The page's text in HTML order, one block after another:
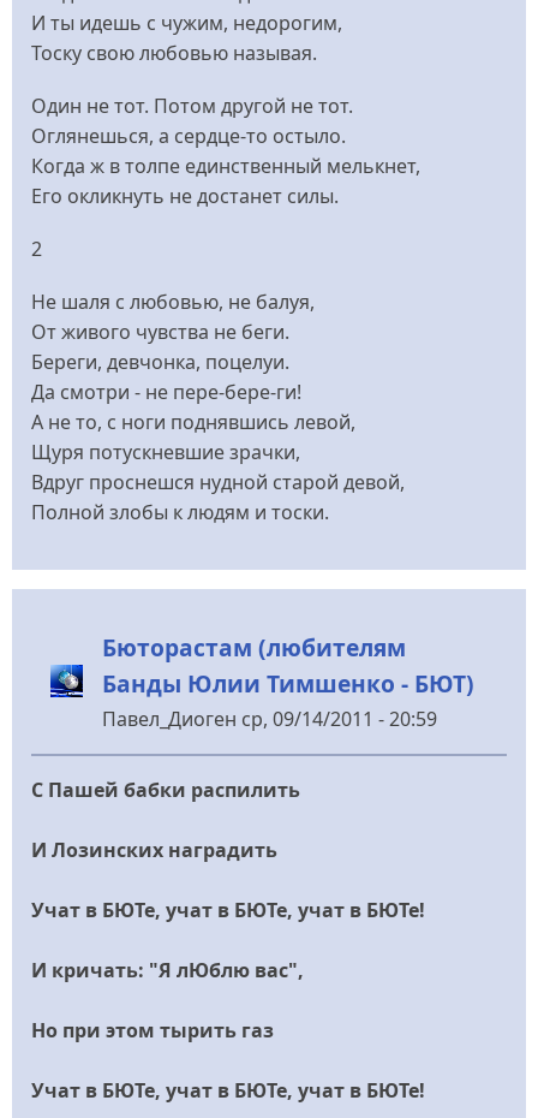
И ты идешь с чужим, недорогим,
Тоску свою любовью называя.
Один не тот. Потом другой не тот.
Оглянешься, а сердце-то остыло.
Когда ж в толпе единственный мелькнет,
Его окликнуть не достанет силы.
2
Не шаля с любовью, не балуя,
От живого чувства не беги.
Береги, девчонка, поцелуи.
Да смотри - не пере-бере-ги!
А не то, с ноги поднявшись левой,
Щуря потускневшие зрачки,
Вдруг проснешся нудной старой девой,
Полной злобы к людям и тоски.
Бюторастам (любителям
Банды Юлии Тимшенко - БЮТ)
Павел_Диоген ср, 09/14/2011 - 20:59
С Пашей бабки распилить
И Лозинских наградить
Учат в БЮТе, учат в БЮТе, учат в БЮТе!
И кричать: "Я лЮблю вас",
Но при этом тырить газ
Учат в БЮТе, учат в БЮТе, учат в БЮТе!